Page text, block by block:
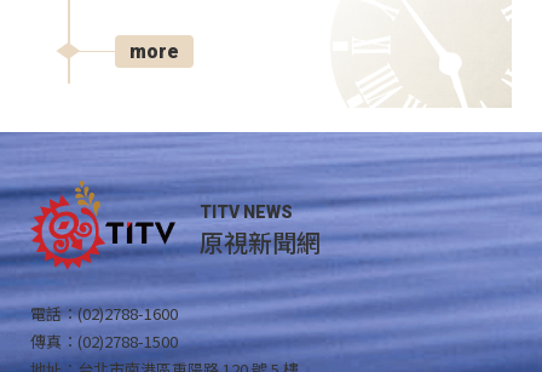
more
TITV NEWS
原視新聞網
電話：(02)2788-1600
傳真：(02)2788-1500